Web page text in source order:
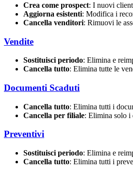
Crea come prospect: I nuovi
Aggiorna esistenti: Modifica i
Cancella venditori: Rimuovi le
Vendite
Sostituisci periodo: Elimina e
Cancella tutto: Elimina tutte le
Documenti Scaduti
Cancella tutto: Elimina tutti i
Cancella per filiale: Elimina solo
Preventivi
Sostituisci periodo: Elimina e
Cancella tutto: Elimina tutti i